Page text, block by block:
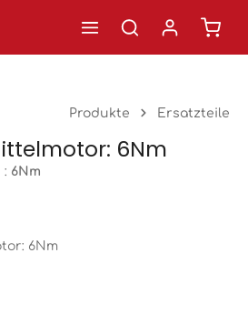
Produkte Ersatzteile
6Nm
: 6Nm